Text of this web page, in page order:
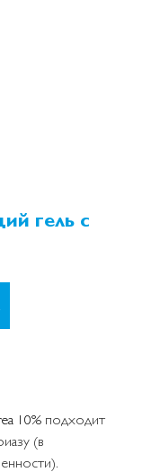
гель с
10% подходит
(в